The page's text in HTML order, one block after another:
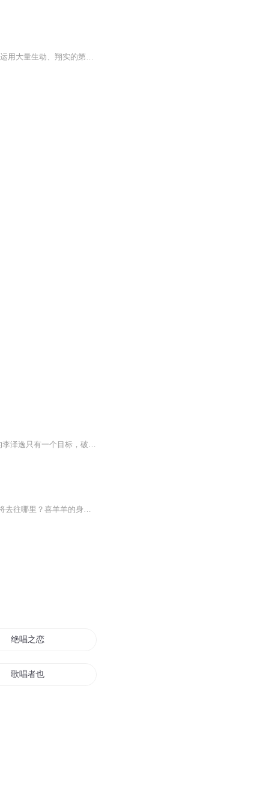
本书是迄今为止最具权威性的维特根斯坦传记，自出版以来广受赞誉。 本书以时间为线索，运用大量生动、翔实的第一手资料描绘维特根斯坦独特的精神世界以及传奇的一生，堪称一流的思想传记。
【内容简介】重生后的林灼华只有三个目标，护家人，惩渣男贱女,觅得如意郎君。 重生后的李泽逸只有一个目标，破坏林灼华的一切桃花将她娶回家，护她一世周全，保她一生无忧。 可看着眼前灵动狡猾的小姑娘，似乎和记忆中的她有些不同，难道是他打开的方式不...
一个夜晚，喜羊羊陆续几天做了同一个噩梦，那个噩梦意味着什么？会发生什么？小羊们又将去往哪里？喜羊羊的身份又是什么？去听一听吧！
绝唱之恋
歌唱者也